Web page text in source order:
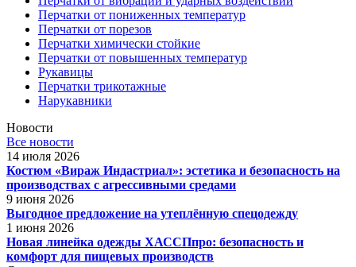
Перчатки от пониженных температур
Перчатки от порезов
Перчатки химически стойкие
Перчатки от повышенных температур
Рукавицы
Перчатки трикотажные
Нарукавники
Новости
Все новости
14 июля 2026
Костюм «Вираж Индастриал»: эстетика и безопасность на
производствах с агрессивными средами
9 июня 2026
Выгодное предложение на утеплённую спецодежду
1 июня 2026
Новая линейка одежды ХАССПпро: безопасность и
комфорт для пищевых производств